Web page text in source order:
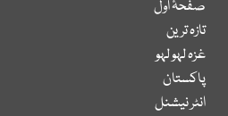
صفحۂ اول
تازہ ترین
غزہ لہو لہو
پاکستان
انٹر نیشنل